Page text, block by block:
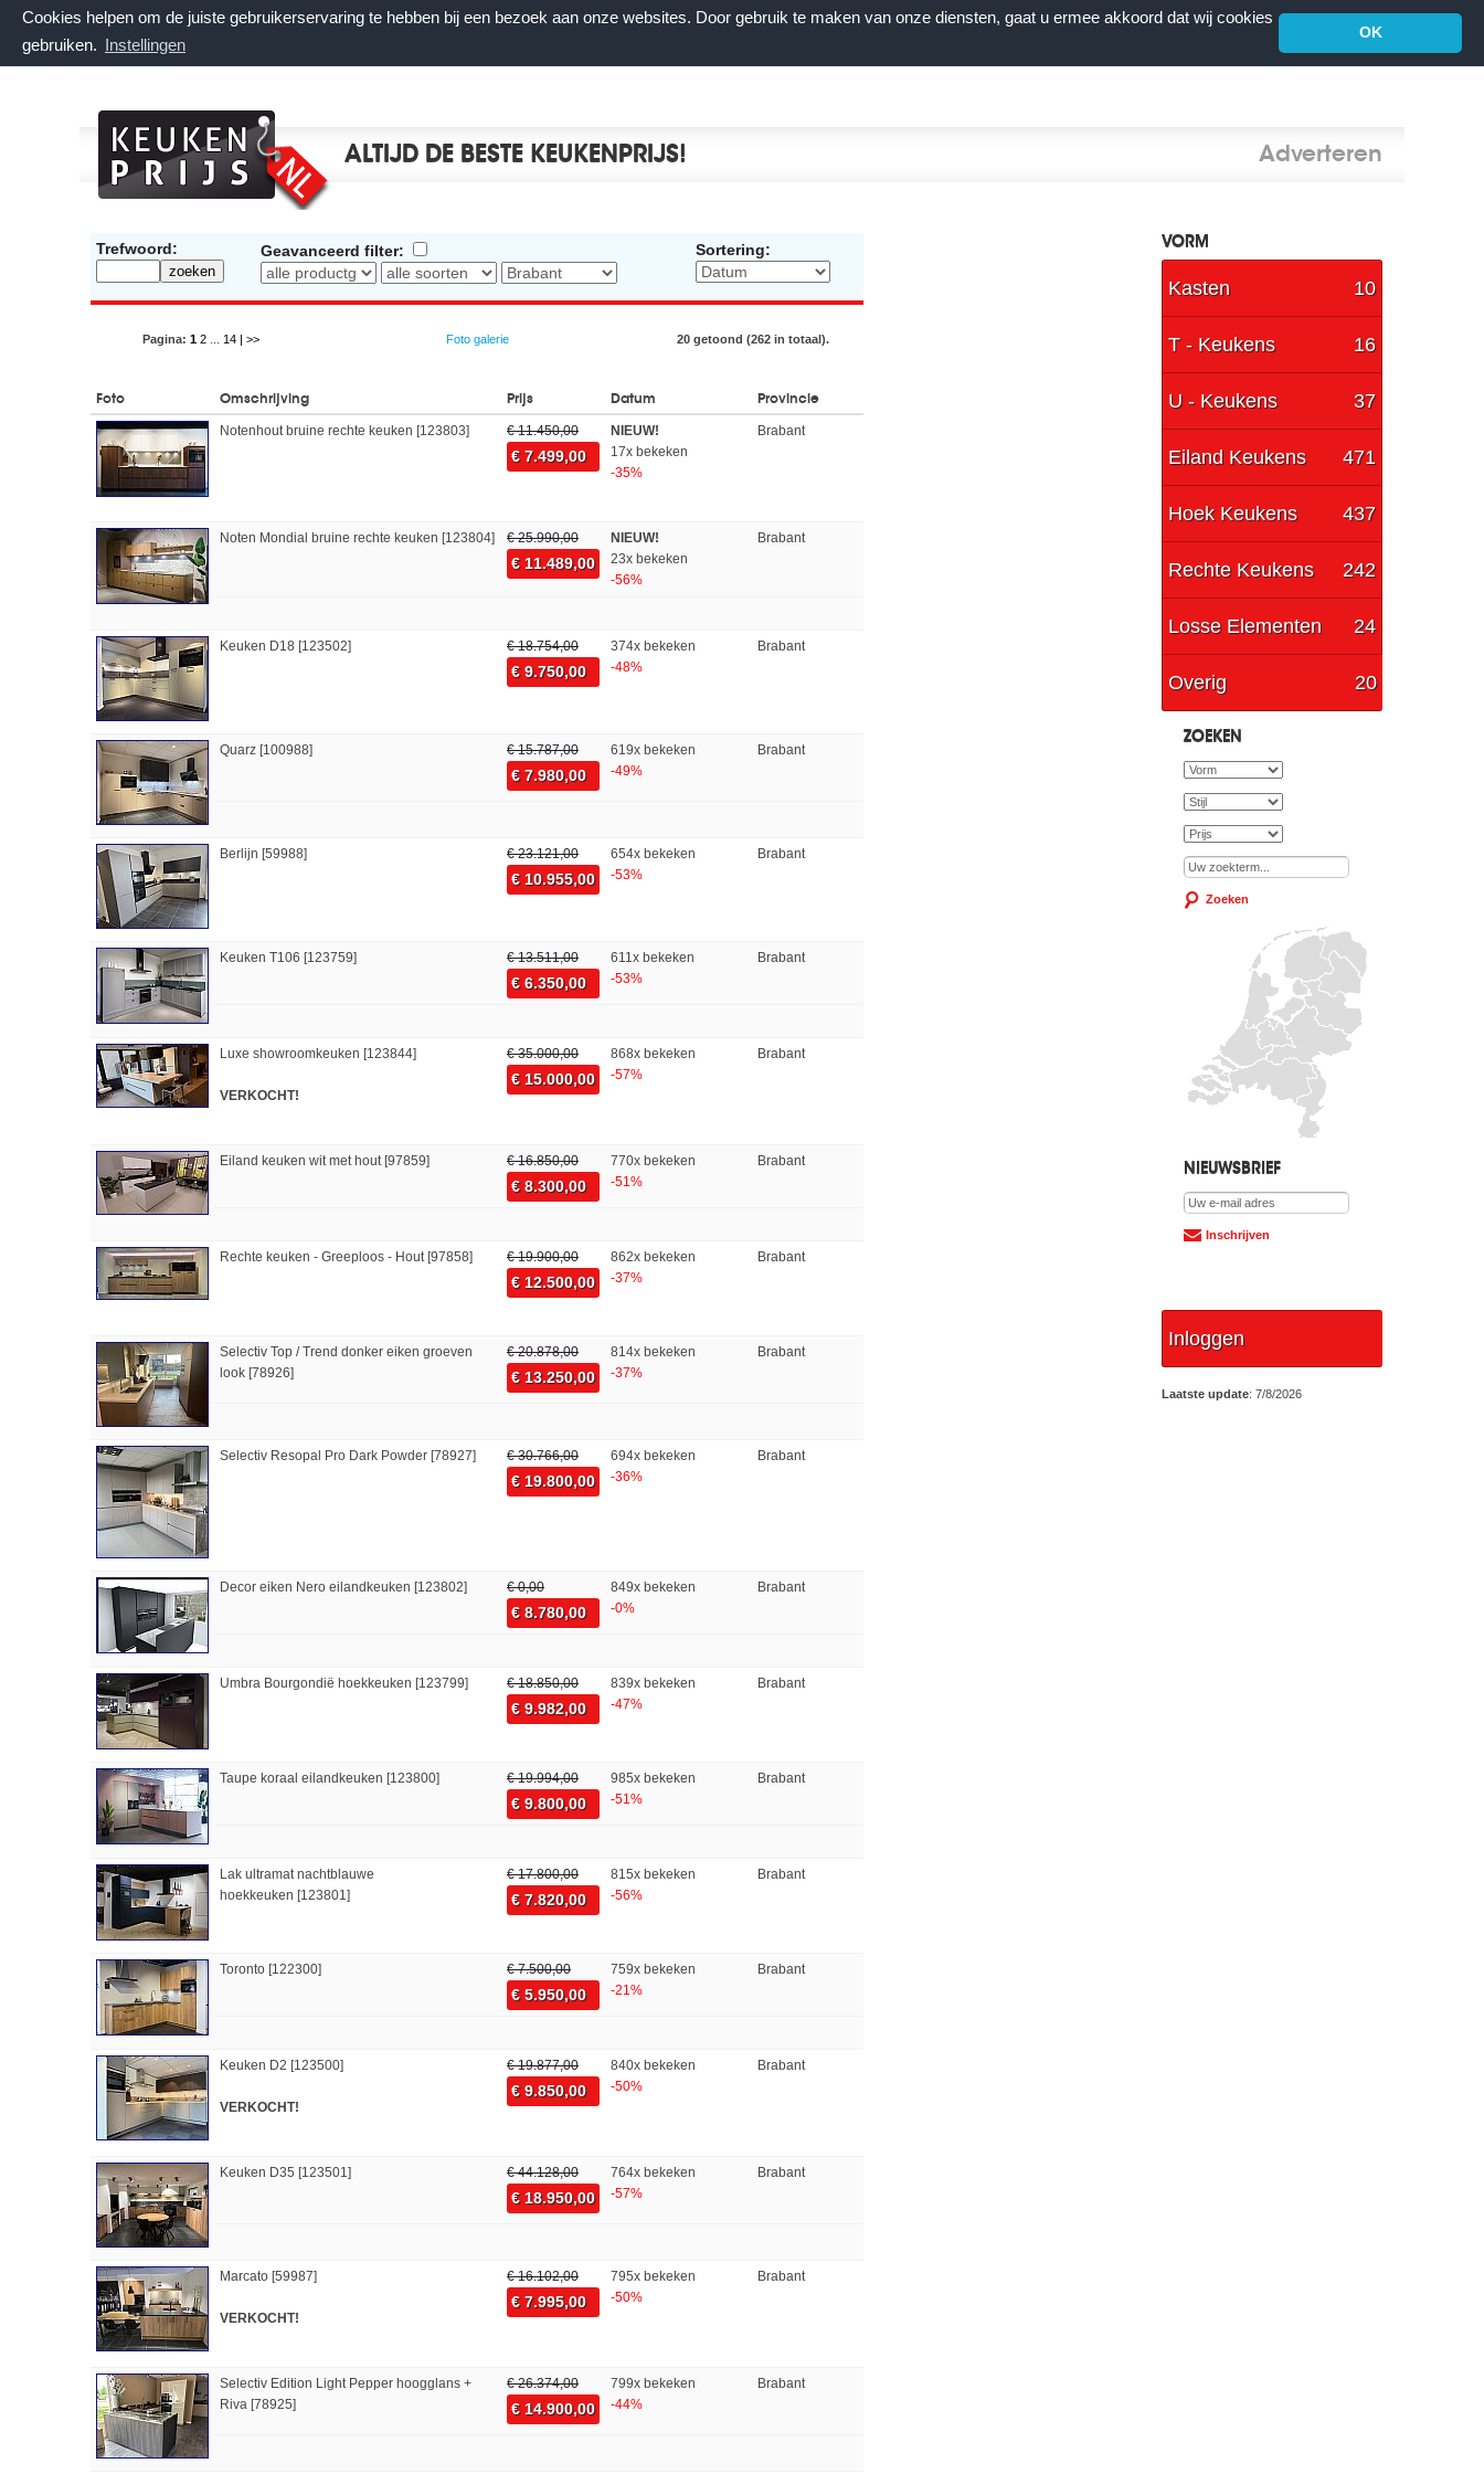
Cookies helpen om de juiste gebruikerservaring te hebben bij een bezoek aan onze websites. Door gebruik te maken van onze diensten, gaat u ermee akkoord dat wij cookies
gebruiken. Instellingen
OK
ALTIJD DE BESTE KEUKENPRIJS! Adverteren
VORM
Kasten 10
T - Keukens 16
U - Keukens 37
Eiland Keukens 471
Hoek Keukens 437
Rechte Keukens 242
Losse Elementen 24
Overig 20
ZOEKEN
Zoeken
NIEUWSBRIEF
Inschrijven
Inloggen
Laatste update: 7/8/2026
Trefwoord: Geavanceerd filter: Sortering:
Pagina: 1 2 14 | >> Foto galerie 20 getoond (262 in totaal).
Foto Omschrijving Prijs Datum Provincie
Notenhout bruine rechte keuken [123803] € 11.450,00
€ 7.499,00
NIEUW!
17x bekeken
-35%
Brabant
Noten Mondial bruine rechte keuken [123804] € 25.990,00
€ 11.489,00
NIEUW!
23x bekeken
-56%
Brabant
Keuken D18 [123502] € 18.754,00
€ 9.750,00
374x bekeken
-48%
Brabant
Quarz [100988] € 15.787,00
€ 7.980,00
619x bekeken
-49%
Brabant
Berlijn [59988] € 23.121,00
€ 10.955,00
654x bekeken
-53%
Brabant
Keuken T106 [123759] € 13.511,00
€ 6.350,00
611x bekeken
-53%
Brabant
Luxe showroomkeuken [123844]
VERKOCHT!
€ 35.000,00
€ 15.000,00
868x bekeken
-57%
Brabant
Eiland keuken wit met hout [97859] € 16.850,00
€ 8.300,00
770x bekeken
-51%
Brabant
Rechte keuken - Greeploos - Hout [97858] € 19.900,00
€ 12.500,00
862x bekeken
-37%
Brabant
Selectiv Top / Trend donker eiken groeven
look [78926]
€ 20.878,00
€ 13.250,00
814x bekeken
-37%
Brabant
Selectiv Resopal Pro Dark Powder [78927] € 30.766,00
€ 19.800,00
694x bekeken
-36%
Brabant
Decor eiken Nero eilandkeuken [123802] € 0,00
€ 8.780,00
849x bekeken
-0%
Brabant
Umbra Bourgondië hoekkeuken [123799] € 18.850,00
€ 9.982,00
839x bekeken
-47%
Brabant
Taupe koraal eilandkeuken [123800] € 19.994,00
€ 9.800,00
985x bekeken
-51%
Brabant
Lak ultramat nachtblauwe
hoekkeuken [123801]
€ 17.800,00
€ 7.820,00
815x bekeken
-56%
Brabant
Toronto [122300] € 7.500,00
€ 5.950,00
759x bekeken
-21%
Brabant
Keuken D2 [123500]
VERKOCHT!
€ 19.877,00
€ 9.850,00
840x bekeken
-50%
Brabant
Keuken D35 [123501] € 44.128,00
€ 18.950,00
764x bekeken
-57%
Brabant
Marcato [59987]
VERKOCHT!
€ 16.102,00
€ 7.995,00
795x bekeken
-50%
Brabant
Selectiv Edition Light Pepper hoogglans +
Riva [78925]
€ 26.374,00
€ 14.900,00
799x bekeken
-44%
Brabant